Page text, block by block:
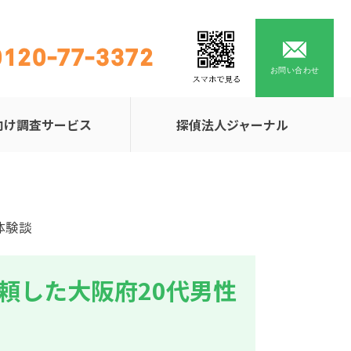
お問い合わせ
77-3372
調査サービス 探偵法人ジャーナル
験談
した大阪府20代男性